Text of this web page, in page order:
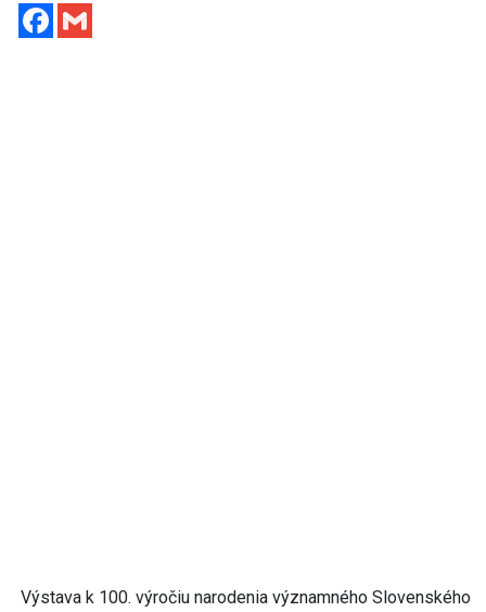
Facebook
Výstava k 100. výročiu narodenia významného Slovenského